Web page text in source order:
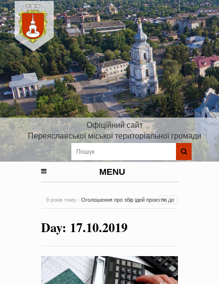
Офіційний сайт
Переяславської міської територіальної громади
MENU
9 років тому - Оголошення про збір ідей проектів до
на період 2018 – 2020 роки Оголошення про збір ідей
проектів
-0 Коментарів
Day: 17.10.2019